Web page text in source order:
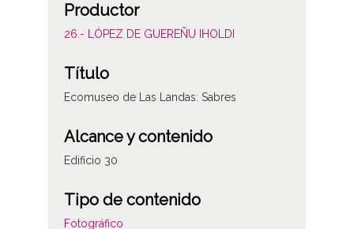
Productor
26.- LÓPEZ DE GUEREÑU IHOLDI
Título
Ecomuseo de Las Landas: Sabres
Alcance y contenido
Edificio 30
Tipo de contenido
Fotográfico